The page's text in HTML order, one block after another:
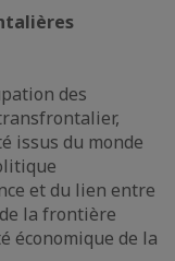
des
issus du monde
et du lien entre
la frontière
économique de la